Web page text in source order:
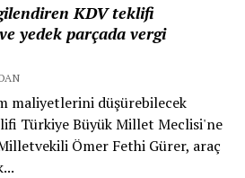
KDV teklifi
yedek parçada vergi
maliyetlerini düşürebilecek
Türkiye Büyük Millet Meclisi'ne
Ömer Fethi Gürer, araç